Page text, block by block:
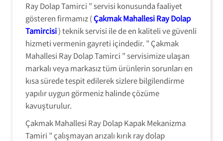
Ray Dolap Tamirci ” servisi konusunda faaliyet
gösteren firmamız (Çakmak Mahallesi Ray Dolap
Tamircisi) teknik servisi ile de en kaliteli ve güvenli
hizmeti vermenin gayreti içindedir. ” Çakmak
Mahallesi Ray Dolap Tamirci ” servisimize ulaşan
markalı veya markasız tüm ürünlerin sorunları en
kısa sürede tespit edilerek sizlere bilgilendirme
yapılır uygun görmeniz halinde çözüme
kavuşturulur.
Çakmak Mahallesi Ray Dolap Kapak Mekanizma
Tamiri ” çalışmayan arızalı kırık ray dolap